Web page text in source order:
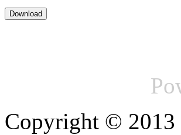
Copyright © 2013